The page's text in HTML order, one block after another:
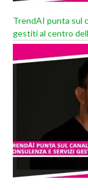
TrendAI punta sul
gestiti al centro